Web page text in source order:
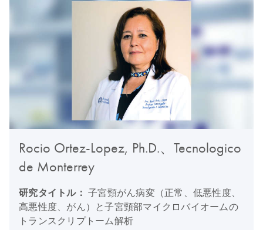
Rocio Ortez-Lopez, Ph.D.、Tecnologico
de Monterrey
研究タイトル： 子宮頸がん病変（正常、低悪性度、
高悪性度、がん）と子宮頸部マイクロバイオームの
トランスクリプトーム解析